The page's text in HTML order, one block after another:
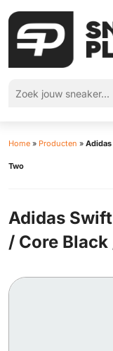
Home » Producten »
Two
Adidas
/ Core Black